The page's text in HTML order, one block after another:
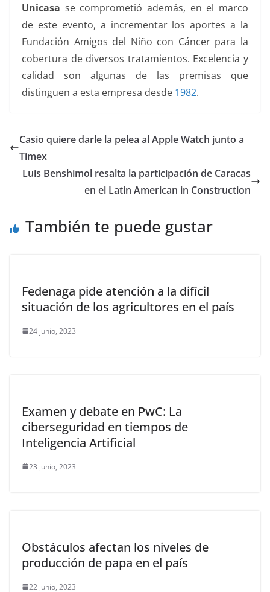
Unicasa se comprometió además, en el marco
de este evento, a incrementar los aportes a la
Fundación Amigos del Niño con Cáncer para la
cobertura de diversos tratamientos. Excelencia y
calidad son algunas de las premisas que
distinguen a esta empresa desde 1982.
Casio quiere darle la pelea al Apple Watch junto a
Timex
Luis Benshimol resalta la participación de Caracas
en el Latin American in Construction
También te puede gustar
Fedenaga pide atención a la difícil
situación de los agricultores en el país
24 junio, 2023
Examen y debate en PwC: La
ciberseguridad en tiempos de
Inteligencia Artificial
23 junio, 2023
Obstáculos afectan los niveles de
producción de papa en el país
22 junio, 2023